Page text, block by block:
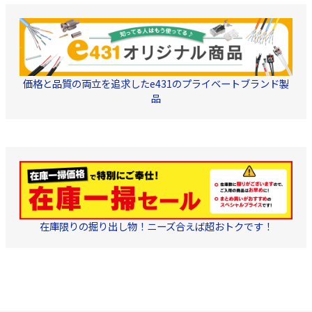
価格と品質の両立を追求したe431のプライベートブランド製
品
在庫限りの掘り出し物！ニーズ合えば超おトクです！